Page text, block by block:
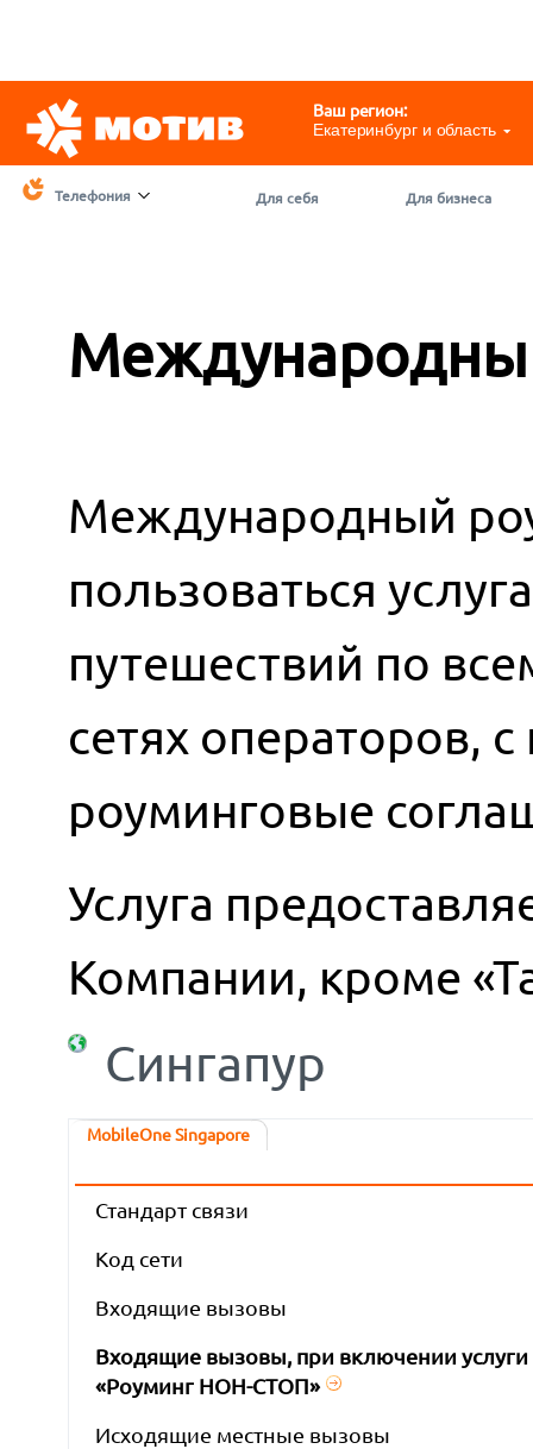
Ваш регион:
Екатеринбург и область
Телефония Для себя Для бизнеса
Международный
пользоваться
путешествий по
сетях операторов,
роуминговые
Услуга
Компании, кроме
Сингапур
MobileOne Singapore
Стандарт связи
Код сети
Входящие вызовы
Входящие вызовы, при включении услуги
«Роуминг НОН-СТОП»
Исходящие местные вызовы